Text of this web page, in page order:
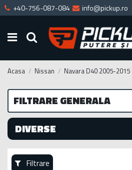
+40-756-087-084 info@pickup.ro
Acasa Nissan Navara D40 2005-2015
DIVERSE
Filtrare
FILTRARE GENERALA